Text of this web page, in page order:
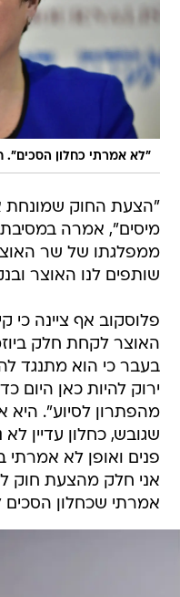
"לא אמרתי כחלון הסכים".
"הצעת החוק
מיסים", אמרה במסיבת
ממפלגתו של שר
שותפים לנו האוצר
פלוסקוב אף ציינה כי
האוצר לקחת חלק
בעבר כי הוא מתנגד
ירוק להיות כאן היום
מהפתרון לסיוע". היא
שגובש, כחלון עדיין
פנים ואופן לא
אני חלק מהצעת חוק
אמרתי שכחלון